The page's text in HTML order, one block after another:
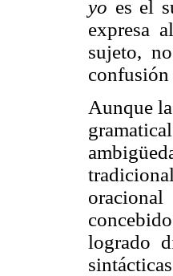
yo es el
expresa
sujeto,
confusión
Aunque
logrado